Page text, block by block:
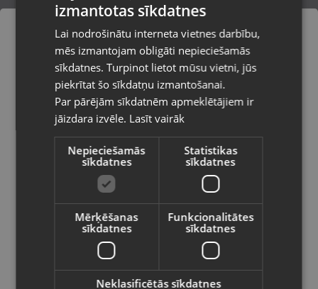
Hilti M-TFB OC 250x
Limbaži, Rīgas iela 7
Stāvoklis Mazlietots (Garantija 12 mēneši)
30.00€
Dedra H1268
Pasūtījumi tiks piegādāti uz
izvēlēto valsti
Vietnes saturs būs attēlots izvēlētajā
valodā
Valsts
Latviešu / Latvian
RUSSIAN
izmantotas sīkdatnes
Lai nodrošinātu interneta vietnes darbību,
mēs izmantojam obligāti nepieciešamās
sīkdatnes. Turpinot lietot mūsu vietni, jūs
piekrītat šo sīkdatņu izmantošanai.
Par pārējām sīkdatnēm apmeklētājiem ir
jāizdara izvēle. Lasīt vairāk
Nepieciešamās
sīkdatnes
Statistikas
sīkdatnes
Mērķēšanas
sīkdatnes
Funkcionalitātes
sīkdatnes
Neklasificētās sīkdatnes